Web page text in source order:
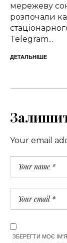
мережеву
розпочали
Telegram...
ДЕТАЛЬНІШЕ
Your email
ЗБЕРЕГТИ МОЄ